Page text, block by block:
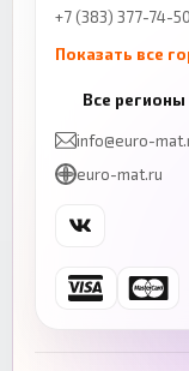
+7 (383) 377-74-50
Показать все
+7 (843) 206-01-30
Челябинск
+7 (343) 300-99-67
Ростов-на-Дону
+7 (863) 333-50-75
Все
info@euro-
euro-mat.ru